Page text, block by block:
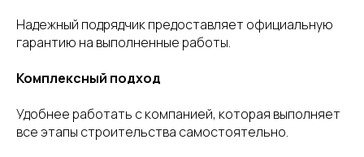
Надежный подрядчик предоставляет официальную
гарантию на выполненные работы.
Комплексный подход
Удобнее работать с компанией, которая выполняет
все этапы строительства самостоятельно.